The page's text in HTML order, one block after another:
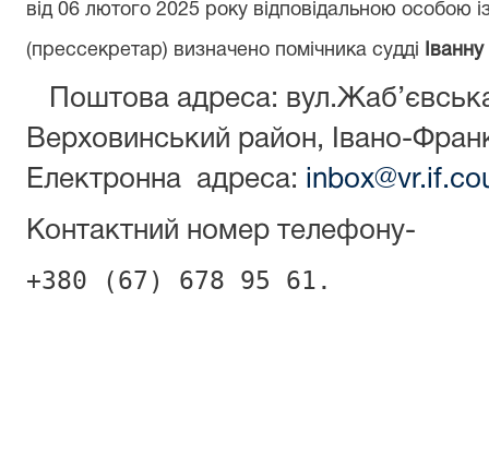
від 06 лютого 2025 року відповідальною особою
(прессекретар) визначено помічника судді
Поштова адреса:
Верховинський район, Івано-
Електронна адреса:
Контактний номер телефону-
+380 (67) 678 95 61.